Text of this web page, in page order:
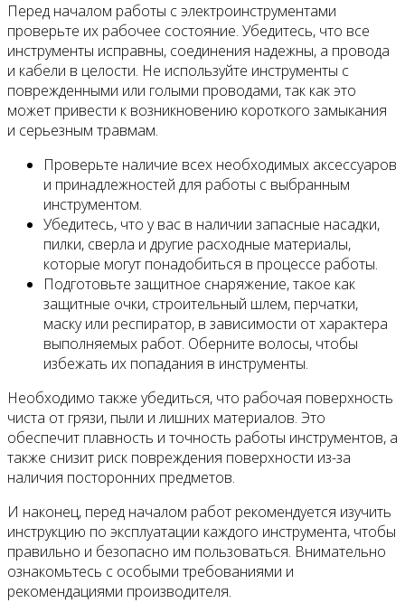
Перед началом работы с электроинструментами
проверьте их рабочее состояние. Убедитесь, что все
инструменты исправны, соединения надежны, а провода
и кабели в целости. Не используйте инструменты с
поврежденными или голыми проводами, так как это
может привести к возникновению короткого замыкания
и серьезным травмам.
Проверьте наличие всех необходимых аксессуаров
и принадлежностей для работы с выбранным
инструментом.
Убедитесь, что у вас в наличии запасные насадки,
пилки, сверла и другие расходные материалы,
которые могут понадобиться в процессе работы.
Подготовьте защитное снаряжение, такое как
защитные очки, строительный шлем, перчатки,
маску или респиратор, в зависимости от характера
выполняемых работ. Оберните волосы, чтобы
избежать их попадания в инструменты.
Необходимо также убедиться, что рабочая поверхность
чиста от грязи, пыли и лишних материалов. Это
обеспечит плавность и точность работы инструментов, а
также снизит риск повреждения поверхности из-за
наличия посторонних предметов.
И наконец, перед началом работ рекомендуется изучить
инструкцию по эксплуатации каждого инструмента, чтобы
правильно и безопасно им пользоваться. Внимательно
ознакомьтесь с особыми требованиями и
рекомендациями производителя.